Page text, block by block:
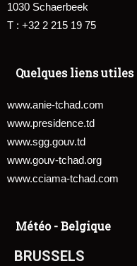
1030 Schaerbeek
T : +32 2 215 19 75
Quelques liens utiles
www.anie-tchad.com
www.presidence.td
www.sgg.gouv.td
www.gouv-tchad.org
www.cciama-tchad.com
Météo - Belgique
BRUSSELS